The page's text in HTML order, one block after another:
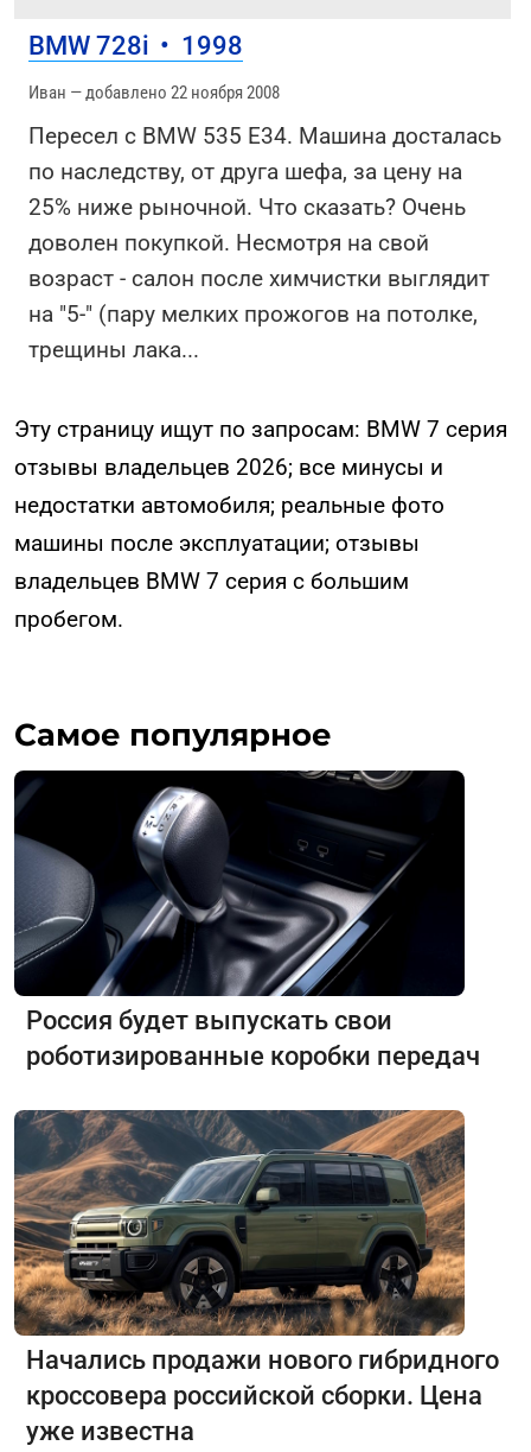
BMW 728i • 1998
Иван — добавлено 22 ноября 2008
Пересел с BMW 535 E34. Машина досталась
по наследству, от друга шефа, за цену на
25% ниже рыночной. Что сказать? Очень
доволен покупкой. Несмотря на свой
возраст - салон после химчистки выглядит
на "5-" (пару мелких прожогов на потолке,
трещины лака...
Эту страницу ищут по запросам: BMW 7 серия
отзывы владельцев 2026; все минусы и
недостатки автомобиля; реальные фото
машины после эксплуатации; отзывы
владельцев BMW 7 серия с большим
пробегом.
Самое популярное
Россия будет выпускать свои
роботизированные коробки передач
Начались продажи нового гибридного
кроссовера российской сборки. Цена
уже известна